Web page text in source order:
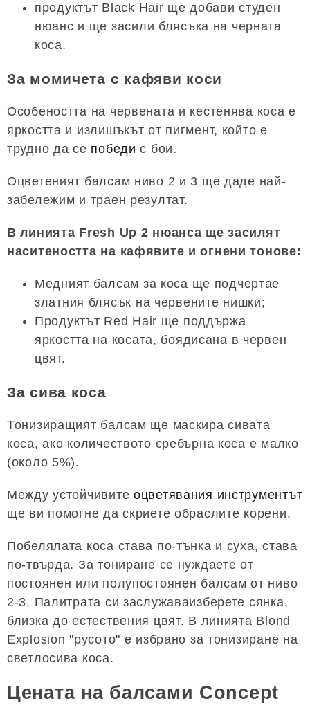
продуктът Black Hair ще добави студен
нюанс и ще засили блясъка на черната
коса.
За момичета с кафяви коси
Особеността на червената и кестенява коса е
яркостта и излишъкът от пигмент, който е
трудно да се победи с бои.
Оцветеният балсам ниво 2 и 3 ще даде най-
забележим и траен резултат.
В линията Fresh Up 2 нюанса ще засилят
наситеността на кафявите и огнени тонове:
Медният балсам за коса ще подчертае
златния блясък на червените нишки;
Продуктът Red Hair ще поддържа
яркостта на косата, боядисана в червен
цвят.
За сива коса
Тонизиращият балсам ще маскира сивата
коса, ако количеството сребърна коса е малко
(около 5%).
Между устойчивите оцветявания инструментът
ще ви помогне да скриете обраслите корени.
Побелялата коса става по-тънка и суха, става
по-твърда. За тониране се нуждаете от
постоянен или полупостоянен балсам от ниво
2-3. Палитрата си заслужаваизберете сянка,
близка до естествения цвят. В линията Blond
Explosion "русото" е избрано за тонизиране на
светлосива коса.
Цената на балсами Concept